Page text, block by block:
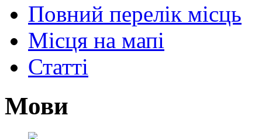
Повний перелік місць
Місця на мапі
Статті
Мови